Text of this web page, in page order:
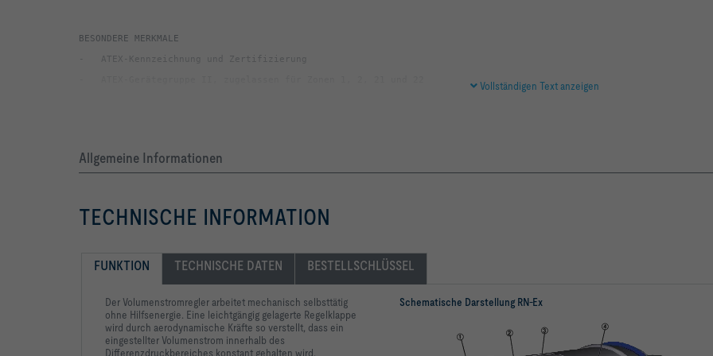
-   Einwandfreie Funktion auch bei ungünstigen An- und Abströmbedingungen (erforderliche gerade Anströmlänge von
Vollständigen Text anzeigen
Allgemeine Informationen
TECHNISCHE INFORMATION
FUNKTION TECHNISCHE DATEN BESTELLSCHLÜSSEL
Schematische Darstellung RN-Ex
Der Volumenstromregler arbeitet mechanisch selbsttätig
ohne Hilfsenergie. Eine leichtgängig gelagerte Regelklappe
wird durch aerodynamische Kräfte so verstellt, dass ein
eingestellter Volumenstrom innerhalb des
Differenzdruckbereiches konstant gehalten wird.